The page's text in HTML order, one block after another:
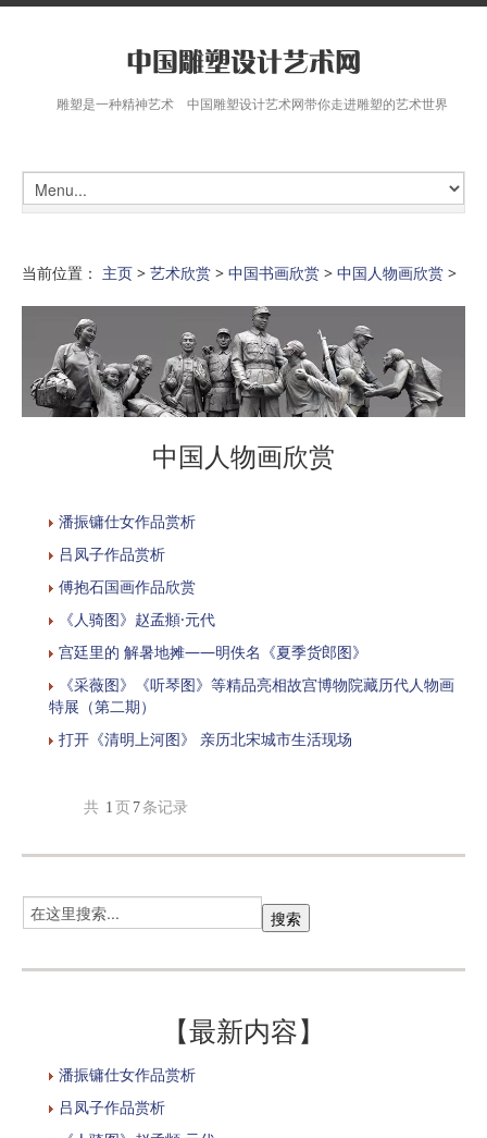
雕塑是一种精神艺术 中国雕塑设计艺术网带你走进雕塑的艺术世界
当前位置： 主页 > 艺术欣赏 > 中国书画欣赏 > 中国人物画欣赏 >
中国人物画欣赏
潘振镛仕女作品赏析
吕凤子作品赏析
傅抱石国画作品欣赏
《人骑图》赵孟頫·元代
宫廷里的 解暑地摊——明佚名《夏季货郎图》
《采薇图》《听琴图》等精品亮相故宫博物院藏历代人物画
特展（第二期）
打开《清明上河图》 亲历北宋城市生活现场
共 1 页 7 条记录
【最新内容】
潘振镛仕女作品赏析
吕凤子作品赏析